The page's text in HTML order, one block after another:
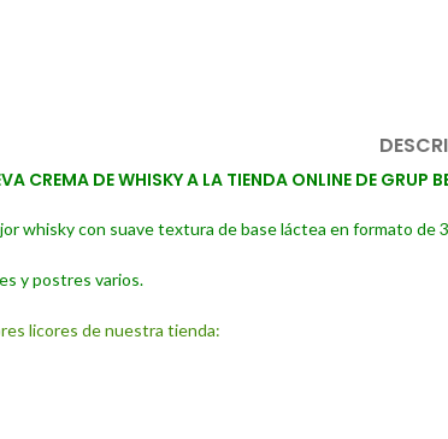
CREMA DE WHISKY A LA TIENDA ONLINE DE GRUP
whisky con suave textura de base láctea en formato de
y postres varios.
licores de nuestra tienda: